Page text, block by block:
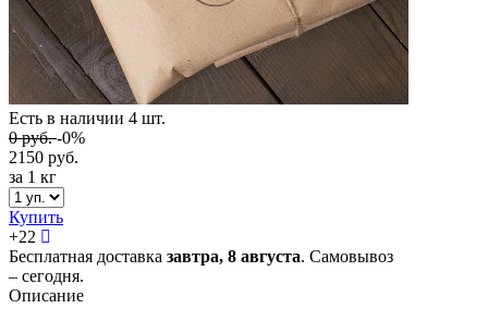
Есть в наличии 4 шт.
0руб.-0%
2150 руб.
за 1 кг
Купить
+22
Бесплатная доставка завтра, 8 августа. Самовывоз
– сегодня.
Описание